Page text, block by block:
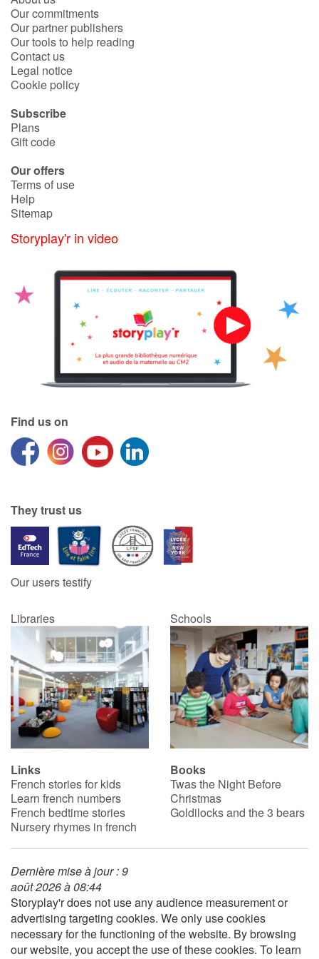
Blog
Learn french with Storyplay'r
French book lists for children
Reading for children
Activities and workshops
Dyslexia and reading disorders
Our commitments
Our partner publishers
Our tools to help reading
Contact us
Legal notice
Cookie policy
Subscribe
Plans
Gift code
Our offers
Terms of use
Help
Sitemap
Storyplay'r in video
Find us on
They trust us
Our users testify
Libraries Schools
Links
French stories for kids
Learn french numbers
French bedtime stories
Nursery rhymes in french
Books
Twas the Night Before
Christmas
Goldilocks and the 3 bears
Dernière mise à jour : 9
août 2026 à 08:44
Storyplay'r does not use any audience measurement or
advertising targeting cookies. We only use cookies
necessary for the functioning of the website. By browsing
our website, you accept the use of these cookies. To learn